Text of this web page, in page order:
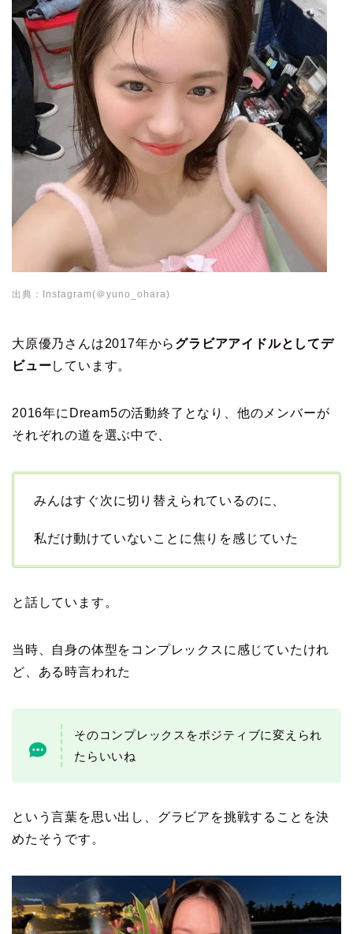
出典：Instagram(＠yuno_ohara)
大原優乃さんは2017年から グラビアアイドルとしてデ
ビューしています。
2016年にDream5の活動終了となり、他のメンバーが
それぞれの道を選ぶ中で、
みんはすぐ次に切り替えられているのに、
私だけ動けていないことに焦りを感じていた
と話しています。
当時、自身の体型をコンプレックスに感じていたけれ
ど、ある時言われた
そのコンプレックスをポジティブに変えられ
たらいいね
という言葉を思い出し、グラビアを挑戦することを決
めたそうです。